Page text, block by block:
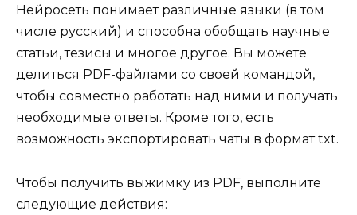
Нейросеть понимает различные языки (в том
числе русский) и способна обобщать научные
статьи, тезисы и многое другое. Вы можете
делиться PDF-файлами со своей командой,
чтобы совместно работать над ними и получать
необходимые ответы. Кроме того, есть
возможность экспортировать чаты в формат txt.
Чтобы получить выжимку из PDF, выполните
следующие действия: